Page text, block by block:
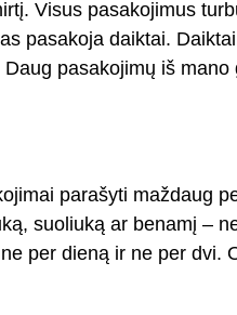
Visus pasakojimus
pasakoja daiktai.
pasakojimų iš mano
parašyti maždaug
suoliuką ar benamį –
per dieną ir ne per dvi.